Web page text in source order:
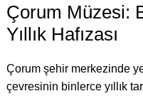
Çorum Müzesi:
Yıllık Hafızası
Çorum şehir merkezinde
çevresinin binlerce yıllık